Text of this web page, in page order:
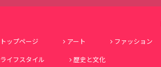
トップページ
アート ファッション
ライフスタイル
歴史と文化